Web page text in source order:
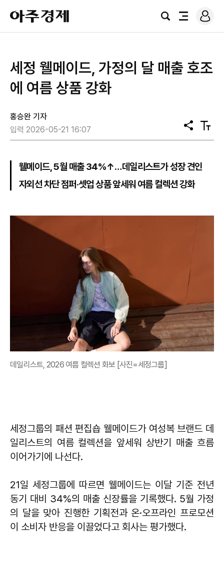
아
주
경
검
전
로
그
세정 웰메이드, 가정의 달 매출 호조
에 여름 상품 강화
홍승완 기자
입력 2026-05-21 16:07
공
유
텍
스
웰메이드, 5월 매출 34%↑…데일리스트가 성장 견인
자외선 차단 점퍼·셋업 상품 앞세워 여름 컬렉션 강화
데일리스트, 2026 여름 컬렉션 화보 [사진=세정그룹]
세정그룹의 패션 편집숍 웰메이드가 여성복 브랜드 데
일리스트의 여름 컬렉션을 앞세워 상반기 매출 흐름
이어가기에 나선다.
21일 세정그룹에 따르면 웰메이드는 이달 기준 전년
동기 대비 34%의 매출 신장률을 기록했다. 5월 가정
의 달을 맞아 진행한 기획전과 온·오프라인 프로모션
이 소비자 반응을 이끌었다고 회사는 평가했다.